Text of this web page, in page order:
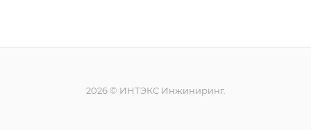
2026 © ИНТЭКС Инжиниринг.